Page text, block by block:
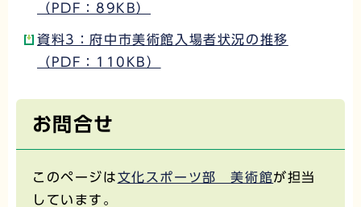
（PDF：89KB）
資料3：府中市美術館入場者状況の推移
（PDF：110KB）
お問合せ
このページは文化スポーツ部 美術館が担当
しています。